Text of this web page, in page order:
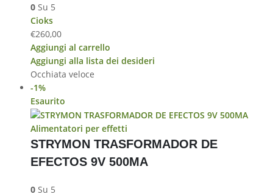
0Su 5
Cioks
€260,00
Aggiungi al carrello
Aggiungi alla lista dei desideri
Occhiata veloce
-1%
Esaurito
Alimentatori per effetti
STRYMON TRASFORMADOR DE
EFECTOS 9V 500MA
0Su 5